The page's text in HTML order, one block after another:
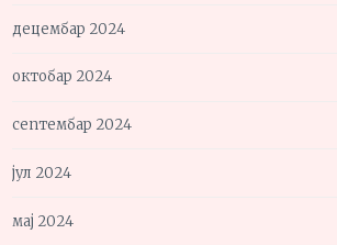
децембар 2024
октобар 2024
септембар 2024
јул 2024
мај 2024